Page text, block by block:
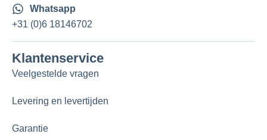
Whatsapp
+31 (0)6 18146702
Klantenservice
Veelgestelde vragen
Levering en levertijden
Garantie